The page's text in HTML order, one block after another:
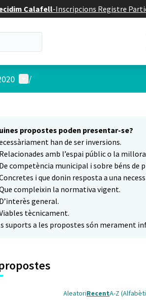
Calafell-Inscripcions Registre
Menú d'usuari
/
propostes poden presentar-se?
han de ser inversions.
amb l’espai públic o la
competència municipal i sobre béns de
i que donin resposta a una
compleixin la normativa vigent.
general.
tècnicament.
suports a les propostes són merament
AleatoriRecentA-Z